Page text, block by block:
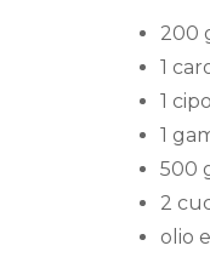
200
1
1
1
500
2
olio